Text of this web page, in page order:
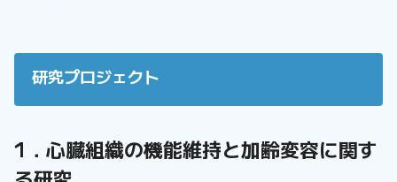
研究プロジェクト
1．心臓組織の機能維持と加齢変容に関す